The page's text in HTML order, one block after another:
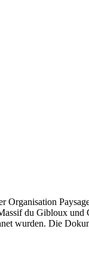
du Gibloux
wurden. Die